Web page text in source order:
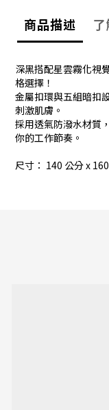
商品描述
深黑搭配星雲霧化視
格選擇！
金屬扣環與五組暗扣
刺激肌膚。
採用透氣防潑水材質
你的工作節奏。
尺寸： 140 公分 x